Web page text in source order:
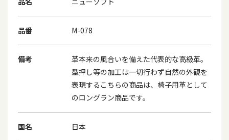
品番 M-078
備考
革本来の風合いを備えた代表的な高級革。
型押し等の加工は一切行わず自然の外観を
表現するこちらの商品は、椅子用革として
のロングラン商品です。
国名 日本